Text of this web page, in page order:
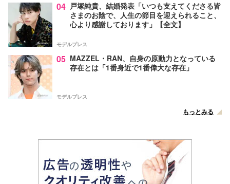
04 戸塚純貴、結婚発表「いつも支えてくださる皆
さまのお陰で、人生の節目を迎えられること、
心より感謝しております」【全文】
モデルプレス
05 MAZZEL・RAN、自身の原動力となっている
存在とは「1番身近で1番偉大な存在」
モデルプレス
もっとみる